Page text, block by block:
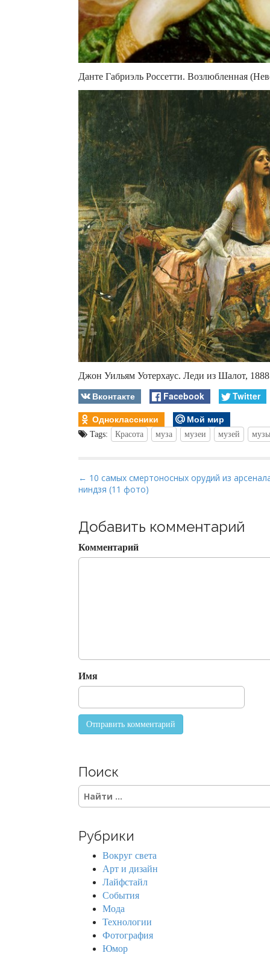
Данте Габриэль Россетти. Возлюбленная
Джон Уильям Уотерхаус. Леди из Шалот,
Вконтакте Facebook
Twitter
Одноклассники
Мой мир
Tags: Красота муза музеи музей музы
P
o
t
n
a
n
← 10 самых смертоносных орудий из
ниндзя (11 фото)
Добавить комментарий
Комментарий
Имя
Поиск
S
e
c
Рубрики
Вокруг света
Арт и дизайн
Лайфстайл
События
Мода
Технологии
Фотография
Юмор